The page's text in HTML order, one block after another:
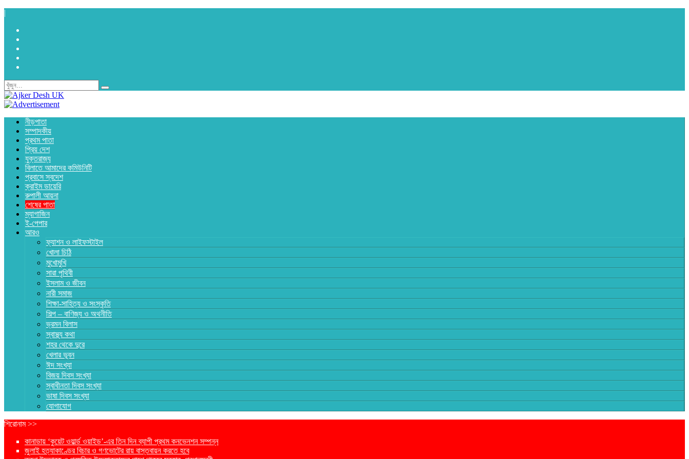
|
নীড়পাতা
সম্পাদকীয়
প্রথম পাতা
প্রিয় দেশ
যুক্তরাজ্য
বিলাতে আমাদের কমিউনিটি
প্রবাসে স্বদেশ
ক্রাইম ডায়েরি
রুপালী আয়না
শেষের পাতা
ম্যাগাজিন
ই-পেপার
আরও
ফ্যাশন ও লাইফস্টাইল
খোলা চিঠি
মুখোমুখি
সারা পৃথিবী
ইসলাম ও জীবন
নারী সমাজ
শিক্ষা-সাহিত্য ও সংস্কৃতি
শিল্প – বাণিজ্য ও অথনীতি
ভ্রমন বিলাস
স্বাস্থ্য কথা
শহর থেকে দুরে
খেলার ভূবন
ঈদ সংখ্যা
বিজয় দিবস সংখ্যা
স্বাধীনতা দিবস সংখ্যা
ভাষা দিবস সংখ্যা
যোগাযোগ
শিরোনাম >>
কানাডায় ‘কুয়েট ওয়ার্ল্ড ওয়াইড’-এর তিন দিন ব্যাপী প্রথম কনভেনশন সম্পন্ন
জুলাই হত্যাকাণ্ডের বিচার ও গণভোটের রায় বাস্তবায়ন করতে হবে